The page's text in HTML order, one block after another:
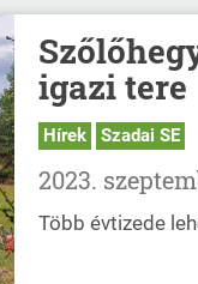
igazi tere
Hírek Szadai SE
2023.
Több évtizede